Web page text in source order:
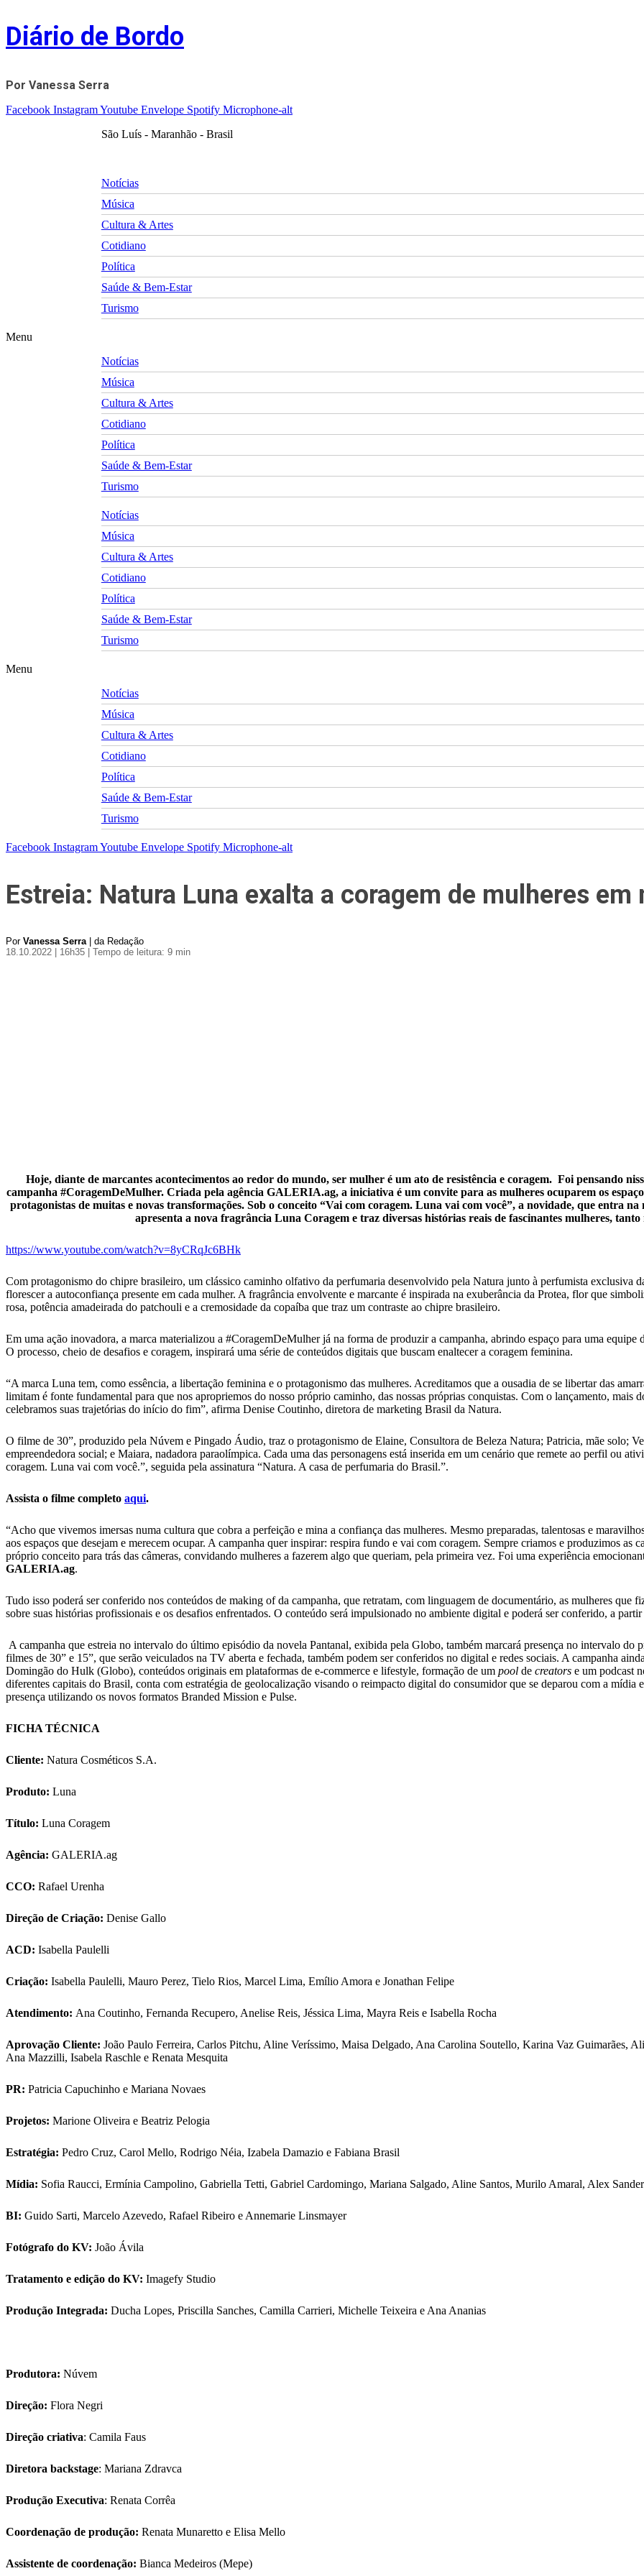
Skip
to
content
Diário de Bordo
Por Vanessa Serra
Facebook InstagramYoutube Envelope Spotify Microphone-alt
São Luís - Maranhão - Brasil
Notícias
Música
Cultura & Artes
Cotidiano
Política
Saúde & Bem-Estar
Turismo
Menu
Notícias
Música
Cultura & Artes
Cotidiano
Política
Saúde & Bem-Estar
Turismo
Notícias
Música
Cultura & Artes
Cotidiano
Política
Saúde & Bem-Estar
Turismo
Menu
Notícias
Música
Cultura & Artes
Cotidiano
Política
Saúde & Bem-Estar
Turismo
Facebook InstagramYoutube Envelope Spotify Microphone-alt
Estreia: Natura Luna exalta a coragem de mulheres em
Por Vanessa Serra| da Redação
18.10.2022 | 16h35
| Tempo de leitura: 9 min
Hoje, diante de marcantes acontecimentos ao redor do mundo, ser mulher é um ato de resistência e coragem. Foi pensando
campanha #CoragemDeMulher. Criada pela agência GALERIA.ag, a iniciativa é um convite para as mulheres ocuparem os
protagonistas de muitas e novas transformações. Sob o conceito “Vai com coragem. Luna vai com você”, a novidade, que entra
apresenta a nova fragrância Luna Coragem e traz diversas histórias reais de fascinantes mulheres,
https://www.youtube.com/watch?v=8yCRqJc6BHk
Com protagonismo do chipre brasileiro, um clássico caminho olfativo da perfumaria desenvolvido pela Natura junto à perfumista exclusiva
florescer a autoconfiança presente em cada mulher. A fragrância envolvente e marcante é inspirada na exuberância da Protea, flor que
rosa, potência amadeirada do patchouli e a cremosidade da copaíba que traz um contraste ao chipre brasileiro.
Em uma ação inovadora, a marca materializou a #CoragemDeMulher já na forma de produzir a campanha, abrindo espaço para uma
O processo, cheio de desafios e coragem, inspirará uma série de conteúdos digitais que buscam enaltecer a coragem feminina.
“A marca Luna tem, como essência, a libertação feminina e o protagonismo das mulheres. Acreditamos que a ousadia de se libertar das
limitam é fonte fundamental para que nos apropriemos do nosso próprio caminho, das nossas próprias conquistas. Com o lançamento, mais
celebramos suas trajetórias do início do fim”, afirma Denise Coutinho, diretora de marketing Brasil da Natura.
O filme de 30”, produzido pela Núvem e Pingado Áudio, traz o protagonismo de Elaine, Consultora de Beleza Natura; Patricia, mãe solo;
empreendedora social; e Maiara, nadadora paraolímpica. Cada uma das personagens está inserida em um cenário que remete ao perfil ou
coragem. Luna vai com você.”, seguida pela assinatura “Natura. A casa de perfumaria do Brasil.”.
Assista o filme completo aqui.
“Acho que vivemos imersas numa cultura que cobra a perfeição e mina a confiança das mulheres. Mesmo preparadas, talentosas e
aos espaços que desejam e merecem ocupar. A campanha quer inspirar: respira fundo e vai com coragem. Sempre criamos e produzimos as
próprio conceito para trás das câmeras, convidando mulheres a fazerem algo que queriam, pela primeira vez. Foi uma experiência
GALERIA.ag.
Tudo isso poderá ser conferido nos conteúdos de making of da campanha, que retratam, com linguagem de documentário, as mulheres que
sobre suas histórias profissionais e os desafios enfrentados. O conteúdo será impulsionado no ambiente digital e poderá ser conferido, a
A campanha que estreia no intervalo do último episódio da novela Pantanal, exibida pela Globo, também marcará presença no intervalo
filmes de 30” e 15”, que serão veiculados na TV aberta e fechada, também podem ser conferidos no digital e redes sociais. A campanha
Domingão do Hulk (Globo), conteúdos originais em plataformas de e-commerce e lifestyle, formação de um pool de creators e um podcast
diferentes capitais do Brasil, conta com estratégia de geolocalização visando o reimpacto digital do consumidor que se deparou com a mídia
presença utilizando os novos formatos Branded Mission e Pulse.
FICHA TÉCNICA
Cliente: Natura Cosméticos S.A.
Produto: Luna
Título: Luna Coragem
Agência: GALERIA.ag
CCO: Rafael Urenha
Direção de Criação: Denise Gallo
ACD: Isabella Paulelli
Criação: Isabella Paulelli, Mauro Perez, Tielo Rios, Marcel Lima, Emílio Amora e Jonathan Felipe
Atendimento: Ana Coutinho, Fernanda Recupero, Anelise Reis, Jéssica Lima, Mayra Reis e Isabella Rocha
Aprovação Cliente: João Paulo Ferreira, Carlos Pitchu, Aline Veríssimo, Maisa Delgado, Ana Carolina Soutello, Karina Vaz Guimarães,
Ana Mazzilli, Isabela Raschle e Renata Mesquita
PR: Patricia Capuchinho e Mariana Novaes
Projetos: Marione Oliveira e Beatriz Pelogia
Estratégia: Pedro Cruz, Carol Mello, Rodrigo Néia, Izabela Damazio e Fabiana Brasil
Mídia: Sofia Raucci, Ermínia Campolino, Gabriella Tetti, Gabriel Cardomingo, Mariana Salgado, Aline Santos, Murilo Amaral, Alex
BI: Guido Sarti, Marcelo Azevedo, Rafael Ribeiro e Annemarie Linsmayer
Fotógrafo do KV: João Ávila
Tratamento e edição do KV: Imagefy Studio
Produção Integrada: Ducha Lopes, Priscilla Sanches, Camilla Carrieri, Michelle Teixeira e Ana Ananias
Produtora: Núvem
Direção: Flora Negri
Direção criativa: Camila Faus
Diretora backstage: Mariana Zdravca
Produção Executiva: Renata Corrêa
Coordenação de produção: Renata Munaretto e Elisa Mello
Assistente de coordenação: Bianca Medeiros (Mepe)